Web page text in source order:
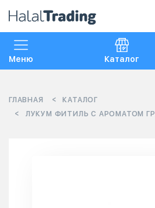
Меню Каталог
ГЛАВНАЯ
КАТАЛОГ
ЛУКУМ ФИТИЛЬ С АРОМАТОМ